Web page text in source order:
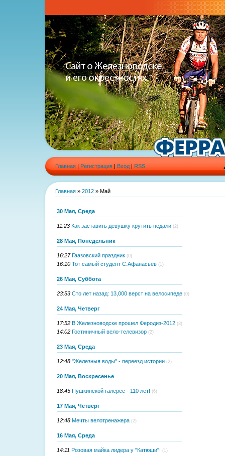
Главная | Регистрация | Вход | RSS
Главная » 2012 » Май
30 Мая, Среда
11:23 Как заставить девушку крутить педали (2)
28 Мая, Понедельник
16:27 Гаазовский праздник (0)
16:10 Тот самый студент С.Афанасьев (1)
26 Мая, Суббота
23:53 Сто лет назад: 13,000 верст на велосипеде (0)
24 Мая, Четверг
17:52 В Железноводске прошел Феродиз-2012 (3)
14:02 Гостиничный вело-телевизор (2)
23 Мая, Среда
12:48 "Железныя воды" - переезд истории (2)
20 Мая, Воскресенье
18:45 Пушкинской галерее - 110 лет! (6)
17 Мая, Четверг
12:48 Мечты велотренажера (2)
16 Мая, Среда
14:11 Розовая майка лидера у "Катюши"! (1)